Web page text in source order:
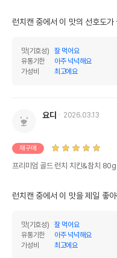
원료구성
* 해당
상품 필수 정보
품명 및 모델명 프
받았음을 확인할수 있는
상
제조국 또는 원산지
런치캔 중에서 이 맛의 선호도가
맛(기호성)
잘 먹어요
유통기한
아주 넉넉해요
가성비
최고에요
요다 2026.03.13
재구매
프리미엄 골드 런치 치킨&참치 80g
런치캔 중에서 이 맛을 제일 좋
맛(기호성)
잘 먹어요
유통기한
아주 넉넉해요
가성비
최고에요